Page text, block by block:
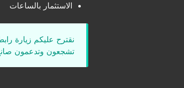
الاستثمار بالساعات
نقترح عليكم زيارة
تشجعون وتدعمون